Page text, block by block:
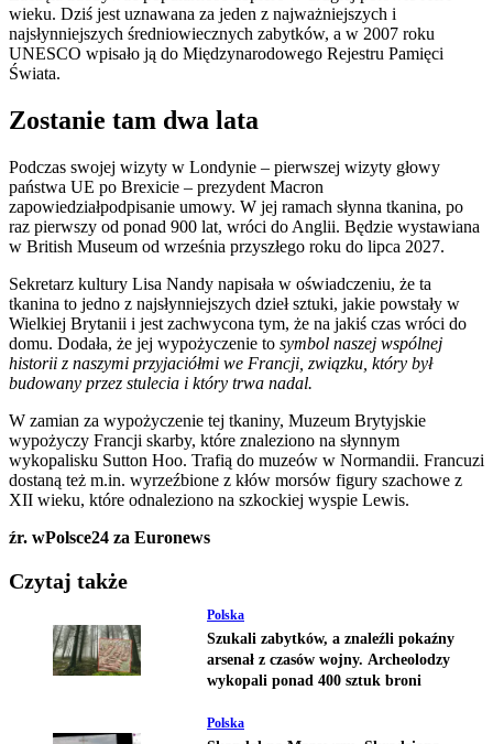
wieku. Dziś jest uznawana za jeden z najważniejszych i
najsłynniejszych średniowiecznych zabytków, a w 2007 roku
UNESCO wpisało ją do Międzynarodowego Rejestru Pamięci
Świata.
Zostanie tam dwa lata
Podczas swojej wizyty w Londynie – pierwszej wizyty głowy
państwa UE po Brexicie – prezydent Macron
zapowiedziałpodpisanie umowy. W jej ramach słynna tkanina, po
raz pierwszy od ponad 900 lat, wróci do Anglii. Będzie wystawiana
w British Museum od września przyszłego roku do lipca 2027.
Sekretarz kultury Lisa Nandy napisała w oświadczeniu, że ta
tkanina to jedno z najsłynniejszych dzieł sztuki, jakie powstały w
Wielkiej Brytanii i jest zachwycona tym, że na jakiś czas wróci do
domu. Dodała, że jej wypożyczenie to symbol naszej wspólnej
historii z naszymi przyjaciółmi we Francji, związku, który był
budowany przez stulecia i który trwa nadal.
W zamian za wypożyczenie tej tkaniny, Muzeum Brytyjskie
wypożyczy Francji skarby, które znaleziono na słynnym
wykopalisku Sutton Hoo. Trafią do muzeów w Normandii. Francuzi
dostaną też m.in. wyrzeźbione z kłów morsów figury szachowe z
XII wieku, które odnaleziono na szkockiej wyspie Lewis.
źr. wPolsce24 za Euronews
Czytaj także
Polska
Szukali zabytków, a znaleźli pokaźny
arsenał z czasów wojny. Archeolodzy
wykopali ponad 400 sztuk broni
Polska